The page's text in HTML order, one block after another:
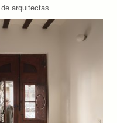
arquitectas